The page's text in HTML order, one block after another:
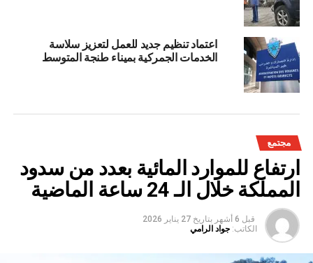
اعتماد تنظيم جديد للعمل لتعزيز سلاسة
الخدمات الجمركية بميناء طنجة المتوسط
مجتمع
ارتفاع للموارد المائية بعدد من سدود
المملكة خلال الـ 24 ساعة الماضية
قبل 6 أشهر بتاريخ 27 يناير 2026
الكاتب: جواد الرامي